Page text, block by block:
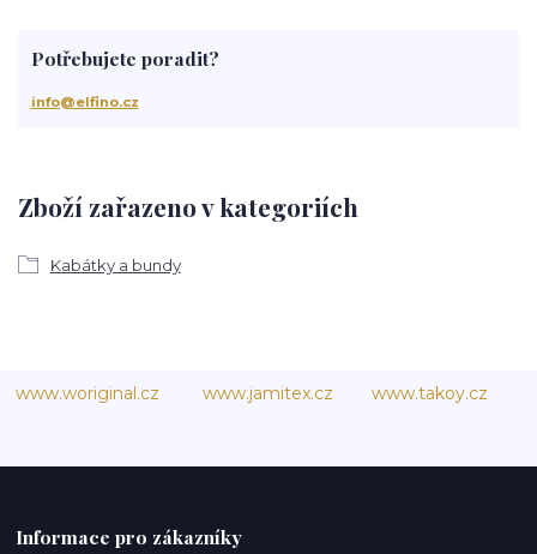
Zboží zařazeno v kategoriích
Kabátky a bundy
Potřebujete poradit?
info@elfino.cz
www.woriginal.cz www.jamitex.cz www.takoy.cz
Informace pro zákazníky